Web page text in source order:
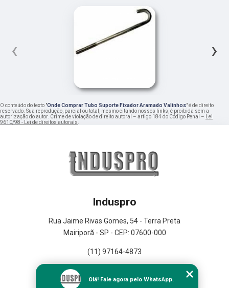
‹ ›
O conteúdo do texto "Onde Comprar Tubo Suporte Fixador Aramado Valinhos" é de direito
reservado. Sua reprodução, parcial ou total, mesmo citando nossos links, é proibida sem a
autorização do autor. Crime de violação de direito autoral – artigo 184 do Código Penal – Lei
9610/98 - Lei de direitos autorais.
Induspro
Rua Jaime Rivas Gomes, 54 - Terra Preta
Mairiporã - SP - CEP: 07600-000
(11) 97164-4873
Empresa
Olá! Fale agora pelo WhatsApp.